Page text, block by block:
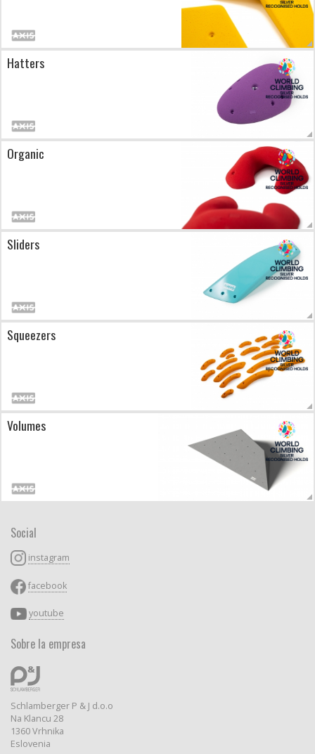
Hatters
Organic
Sliders
Squeezers
Volumes
Social
instagram
facebook
youtube
Sobre la empresa
Schlamberger P & J d.o.o
Na Klancu 28
1360 Vrhnika
Eslovenia